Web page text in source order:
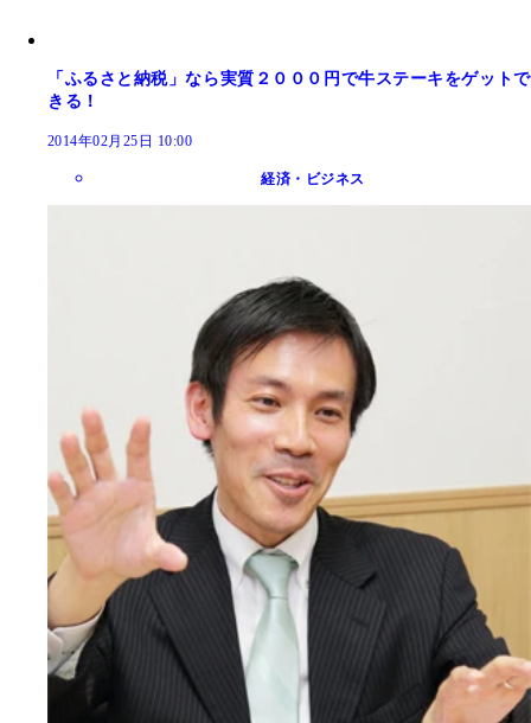
「ふるさと納税」なら実質２０００円で牛ステーキをゲットで
きる！
2014年02月25日 10:00
経済・ビジネス